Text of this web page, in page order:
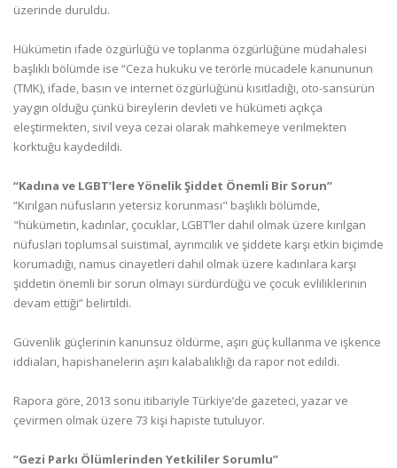
üzerinde duruldu.
Hükümetin ifade özgürlüğü ve toplanma özgürlüğüne müdahalesi
başlıklı bölümde ise “Ceza hukuku ve terörle mücadele kanununun
(TMK), ifade, basın ve internet özgürlüğünü kısıtladığı, oto-sansürün
yaygın olduğu çünkü bireylerin devleti ve hükümeti açıkça
eleştirmekten, sivil veya cezai olarak mahkemeye verilmekten
korktuğu kaydedildi.
“Kadına ve LGBT’lere Yönelik Şiddet Önemli Bir Sorun”
“Kırılgan nüfusların yetersiz korunması" başlıklı bölümde,
"hükümetin, kadınlar, çocuklar, LGBT’ler dahil olmak üzere kırılgan
nüfusları toplumsal suistimal, ayrımcılık ve şiddete karşı etkin biçimde
korumadığı, namus cinayetleri dahil olmak üzere kadınlara karşı
şiddetin önemli bir sorun olmayı sürdürdüğü ve çocuk evliliklerinin
devam ettiği” belirtildi.
Güvenlik güçlerinin kanunsuz öldürme, aşırı güç kullanma ve işkence
iddiaları, hapishanelerin aşırı kalabalıklığı da rapor not edildi.
Rapora göre, 2013 sonu itibariyle Türkiye’de gazeteci, yazar ve
çevirmen olmak üzere 73 kişi hapiste tutuluyor.
“Gezi Parkı Ölümlerinden Yetkililer Sorumlu”